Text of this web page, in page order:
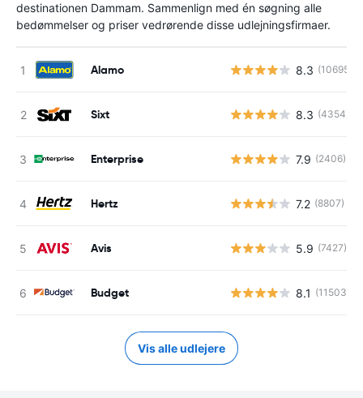
destinationen Dammam. Sammenlign med én søgning alle
bedømmelser og priser vedrørende disse udlejningsfirmaer.
Alamo 8.3 (10695)
Sixt 8.3 (4354)
Enterprise 7.9 (2406)
Hertz 7.2 (8807)
Avis 5.9 (7427)
Budget 8.1 (11503)
Vis alle udlejere